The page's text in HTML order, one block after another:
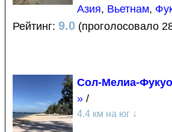
Азия, Вьетнам,
Рейтинг: 9.0 (проголосовало
Сол-Мелиа-
» /
4.4 км на юг ↓